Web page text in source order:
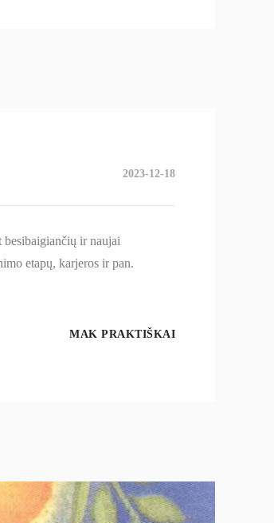
2023-12-18
besibaigiančių ir naujai
etapų, karjeros ir pan.
MAK PRAKTIŠKAI